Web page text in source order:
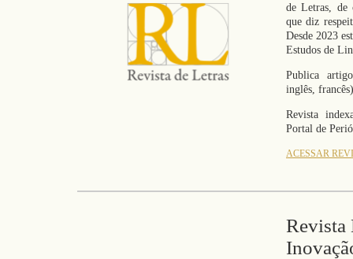
de Letras, de
que diz
Desde 2023
Estudos de
Publica
inglês,
Revista
Portal de
ACESSAR
Revista